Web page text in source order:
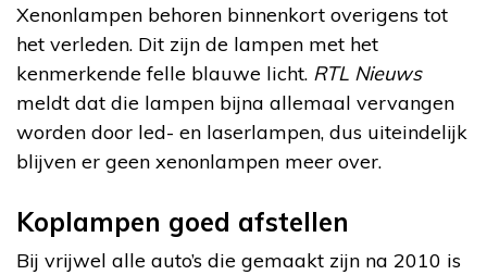
Xenonlampen behoren binnenkort overigens tot
het verleden. Dit zijn de lampen met het
kenmerkende felle blauwe licht. RTL Nieuws
meldt dat die lampen bijna allemaal vervangen
worden door led- en laserlampen, dus uiteindelijk
blijven er geen xenonlampen meer over.
Koplampen goed afstellen
Bij vrijwel alle auto’s die gemaakt zijn na 2010 is